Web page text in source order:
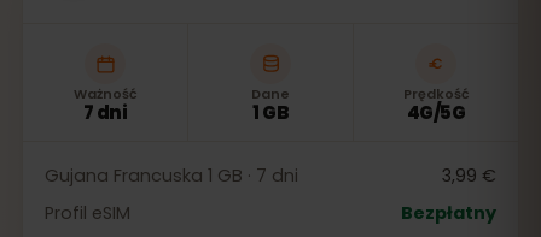
Ważność
7 dni
Dane
1 GB
Prędkość
4G/5G
Gujana Francuska 1 GB · 7 dni
3,99 €
Profil eSIM
Bezpłatny